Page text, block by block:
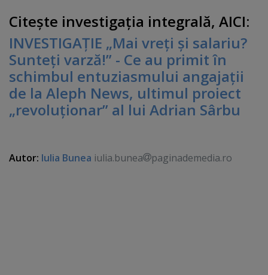
Citeşte investigaţia integrală, AICI:
INVESTIGAŢIE „Mai vreţi şi salariu?
Sunteţi varză!” - Ce au primit în
schimbul entuziasmului angajaţii
de la Aleph News, ultimul proiect
„revoluţionar” al lui Adrian Sârbu
Autor: Iulia Bunea iulia.bunea paginademedia.ro